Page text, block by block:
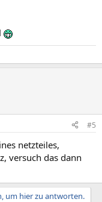
#5
netzteiles,
versuch das dann
um hier zu antworten.